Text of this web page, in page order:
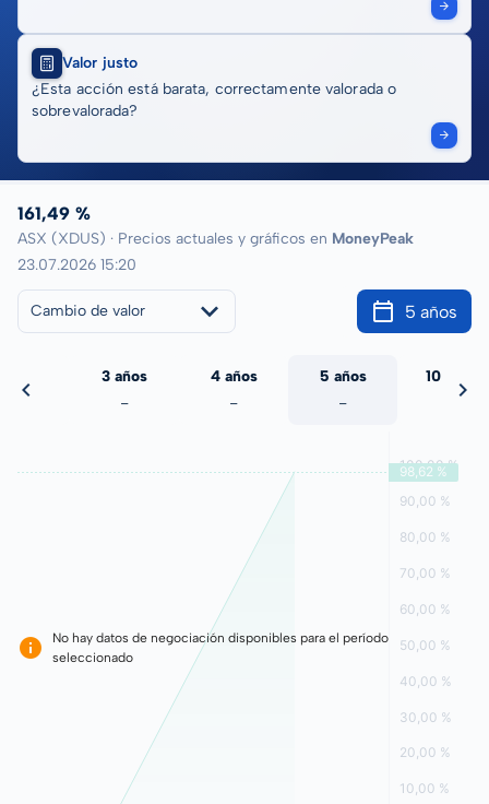
Valor justo
¿Esta acción está barata, correctamente valorada o
sobrevalorada?
161,49 %
ASX (XDUS) · Precios actuales y gráficos en MoneyPeak
23.07.2026 15:20
Cambio de valor 5 años
3 años
-
4 años
-
5 años
-
10 años
No hay datos de negociación disponibles para el período
seleccionado